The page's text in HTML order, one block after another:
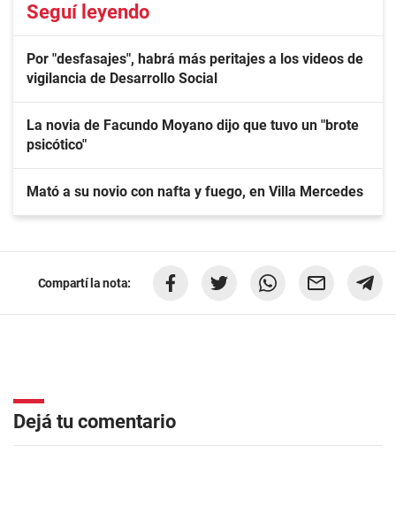
Seguí leyendo
Por "desfasajes", habrá más peritajes a los videos de
vigilancia de Desarrollo Social
La novia de Facundo Moyano dijo que tuvo un "brote
psicótico"
Mató a su novio con nafta y fuego, en Villa Mercedes
Compartí la nota:
Dejá tu comentario